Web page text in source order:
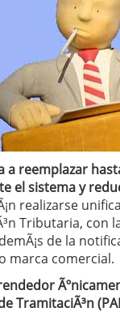
online vs
una baja
a reemplazar
el sistema y
realizarse
Tributaria, con
de la
marca comercial.
TramitaciÃ³n